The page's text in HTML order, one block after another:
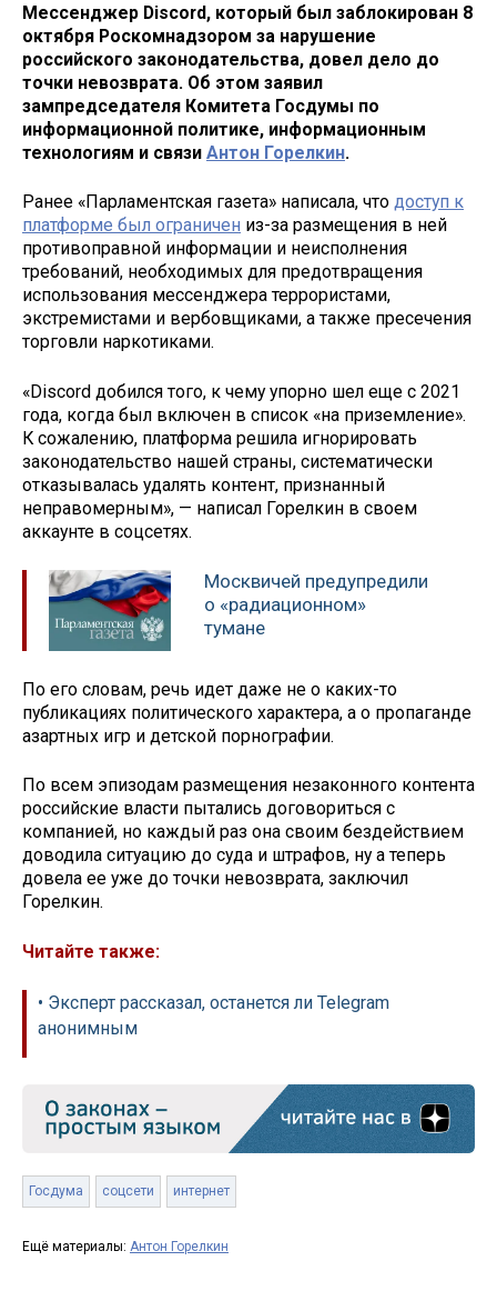
Мессенджер Discord, который был заблокирован 8
октября Роскомнадзором за нарушение
российского законодательства, довел дело до
точки невозврата. Об этом заявил
зампредседателя Комитета Госдумы по
информационной политике, информационным
технологиям и связи Антон Горелкин.
Ранее «Парламентская газета» написала, что доступ к
платформе был ограничен из-за размещения в ней
противоправной информации и неисполнения
требований, необходимых для предотвращения
использования мессенджера террористами,
экстремистами и вербовщиками, а также пресечения
торговли наркотиками.
«Discord добился того, к чему упорно шел еще с 2021
года, когда был включен в список «на приземление».
К сожалению, платформа решила игнорировать
законодательство нашей страны, систематически
отказывалась удалять контент, признанный
неправомерным», — написал Горелкин в своем
аккаунте в соцсетях.
Москвичей предупредили
о «радиационном»
тумане
По его словам, речь идет даже не о каких-то
публикациях политического характера, а о пропаганде
азартных игр и детской порнографии.
По всем эпизодам размещения незаконного контента
российские власти пытались договориться с
компанией, но каждый раз она своим бездействием
доводила ситуацию до суда и штрафов, ну а теперь
довела ее уже до точки невозврата, заключил
Горелкин.
Читайте также:
• Эксперт рассказал, останется ли Telegram
анонимным
Госдума соцсети интернет
Ещё материалы: Антон Горелкин